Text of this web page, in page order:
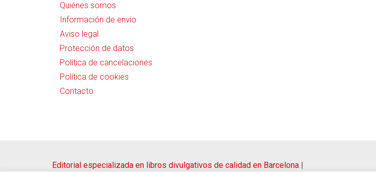
Quiénes somos
Información de envío
Aviso legal
Protección de datos
Política de cancelaciones
Política de cookies
Contacto
Editorial especializada en libros divulgativos de calidad en Barcelona